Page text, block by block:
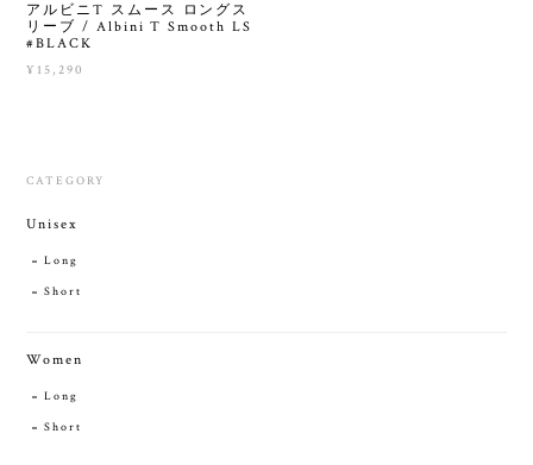
アルビニT スムース ロングス
リーブ / Albini T Smooth LS
#BLACK
¥15,290
CATEGORY
Unisex
Long
Short
Women
Long
Short